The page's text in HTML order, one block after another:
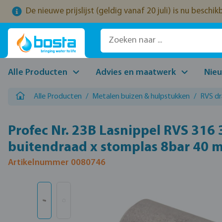
de hoofdinhoud
Ga naar de zoekopdracht
Ga naar de hoofdnavigatie
De nieuwe prijslijst (geldig vanaf 20 juli) is nu
Alle Producten Advies en maatwerk
Alle Producten / Metalen buizen & hulpstukken / RVS
Profec Nr. 23B Lasnippel RVS 316
buitendraad x stomplas 8bar 40
Artikelnummer 0080746